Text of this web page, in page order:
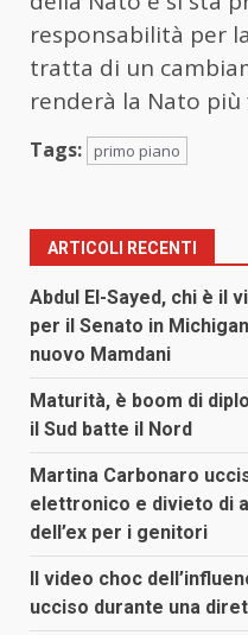
responsabilità per
tratta di un
renderà la Nato più
Tags: primo piano
ARTICOLI RECENTI
Abdul El-Sayed, chi è il
per il Senato in
nuovo Mamdani
Maturità, è boom di
il Sud batte il Nord
Martina Carbonaro
elettronico e divieto di
dell’ex per i genitori
Il video choc
ucciso durante una